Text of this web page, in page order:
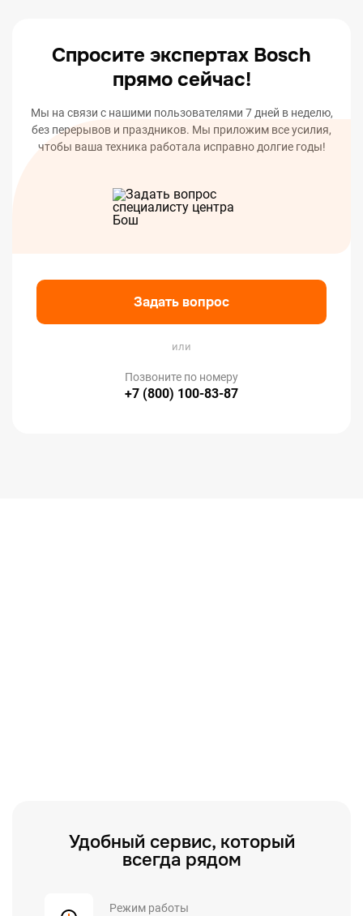
Спросите экспертах Bosch
прямо сейчас!
Мы на связи с нашими пользователями 7 дней в неделю,
без перерывов и праздников. Мы приложим все усилия,
чтобы ваша техника работала исправно долгие годы!
Задать вопрос
или
Позвоните по номеру
+7 (800) 100-83-87
Удобный сервис, который
всегда рядом
Режим работы